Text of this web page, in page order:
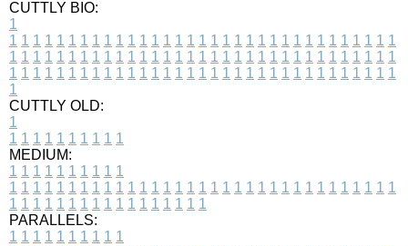
CUTTLY BIO:
1
1 1 1 1 1 1 1 1 1 1 1 1 1 1 1 1 1 1 1 1 1 1 1 1 1 1 1 1 1 1 1 1 1
1 1 1 1 1 1 1 1 1 1 1 1 1 1 1 1 1 1 1 1 1 1 1 1 1 1 1 1 1 1 1 1 1
1 1 1 1 1 1 1 1 1 1 1 1 1 1 1 1 1 1 1 1 1 1 1 1 1 1 1 1 1 1 1 1 1
1
CUTTLY OLD:
1
1 1 1 1 1 1 1 1 1 1
MEDIUM:
1 1 1 1 1 1 1 1 1 1
1 1 1 1 1 1 1 1 1 1 1 1 1 1 1 1 1 1 1 1 1 1 1 1 1 1 1 1 1 1 1 1 1
1 1 1 1 1 1 1 1 1 1 1 1 1 1 1 1 1
PARALLELS:
1 1 1 1 1 1 1 1 1 1